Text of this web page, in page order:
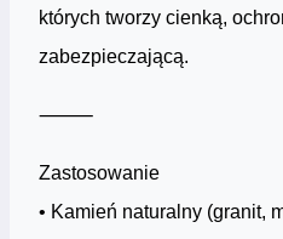
których tworzy cienką,
zabezpieczającą.
⸻
Zastosowanie
• Kamień naturalny (granit,